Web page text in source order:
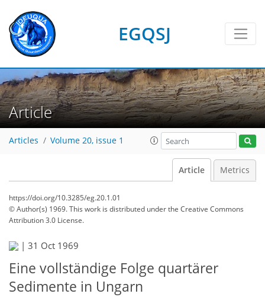
EGQSJ
Article
Articles Volume 20, issue 1
Article Metrics
https://doi.org/10.3285/eg.20.1.01
© Author(s) 1969. This work is distributed underthe Creative Commons
Attribution 3.0 License.
| 31 Oct 1969
Eine vollständige Folge quartärer
Sedimente in Ungarn